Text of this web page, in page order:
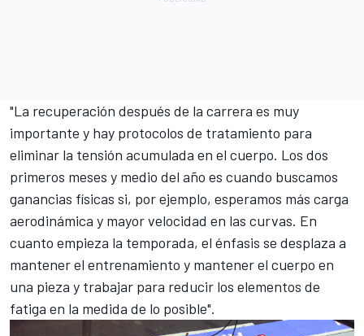
"La recuperación después de la carrera es muy
importante y hay protocolos de tratamiento para
eliminar la tensión acumulada en el cuerpo. Los dos
primeros meses y medio del año es cuando buscamos
ganancias físicas si, por ejemplo, esperamos más carga
aerodinámica y mayor velocidad en las curvas. En
cuanto empieza la temporada, el énfasis se desplaza a
mantener el entrenamiento y mantener el cuerpo en
una pieza y trabajar para reducir los elementos de
fatiga en la medida de lo posible".